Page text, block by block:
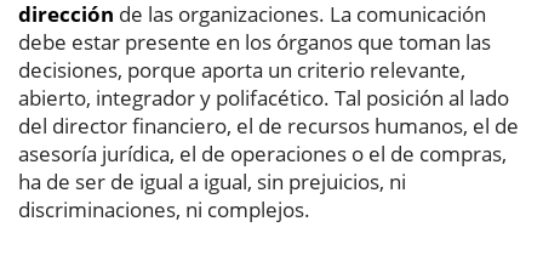
dirección de las organizaciones. La comunicación
debe estar presente en los órganos que toman las
decisiones, porque aporta un criterio relevante,
abierto, integrador y polifacético. Tal posición al lado
del director financiero, el de recursos humanos, el de
asesoría jurídica, el de operaciones o el de compras,
ha de ser de igual a igual, sin prejuicios, ni
discriminaciones, ni complejos.